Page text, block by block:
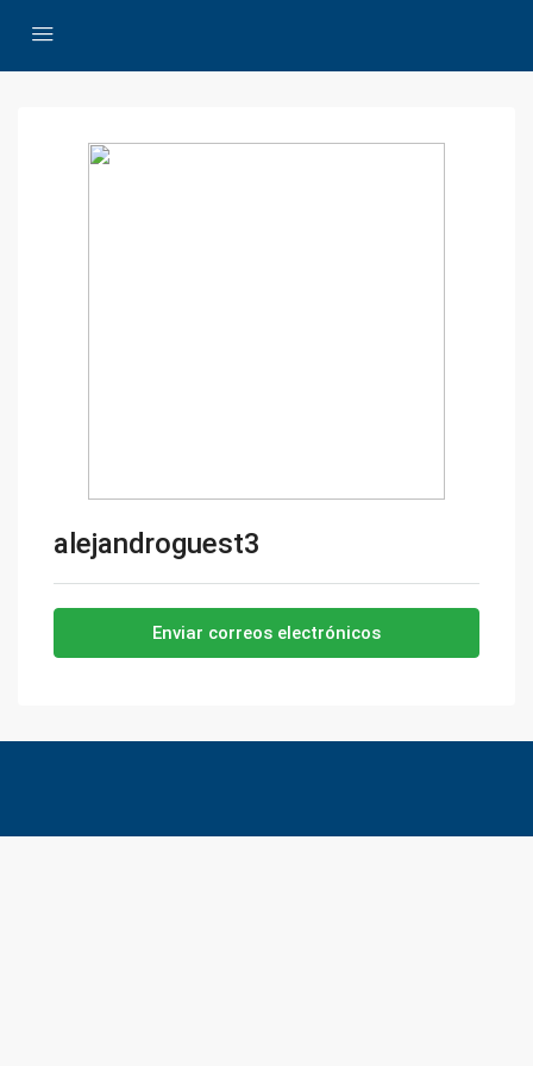
alejandroguest3
Enviar correos electrónicos